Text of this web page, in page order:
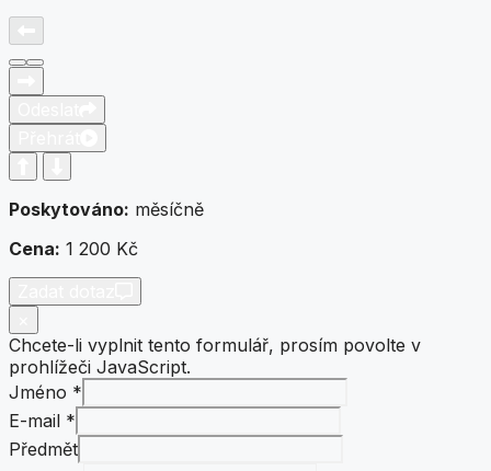
Poskytováno: měsíčně
Cena: 1 200 Kč
Chcete-li vyplnit tento formulář, prosím povolte v
prohlížeči JavaScript.
Jméno *
E-
mail
Zpráva
E-mail *
Předmět